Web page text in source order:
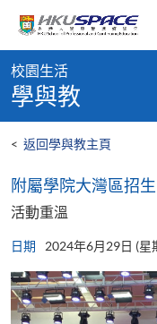
content
content
start
校園生活
學與教
< 返回學與教主頁
附屬學院大灣區招
活動重溫
日期 2024年6月29日 (星